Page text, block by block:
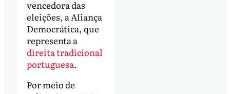
vencedora das
eleições, a Aliança
Democrática, que
representa a
direita tradicional
portuguesa.
Por meio de